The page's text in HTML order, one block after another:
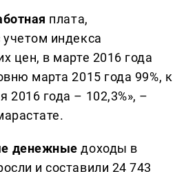
плата,
учетом индекса
цен, в марте 2016 года
марта 2015 года 99%, к
2016 года – 102,3%», –
денежныедоходы в
и составили 24 743